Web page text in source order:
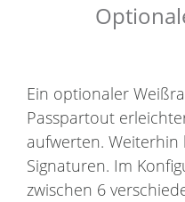
Ein optionaler
Passpartout
aufwerten.
Signaturen. Im
zwischen 6